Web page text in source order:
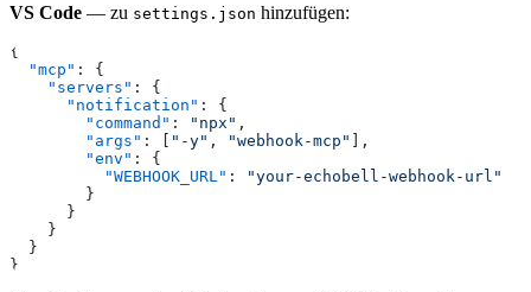
VS Code — zu settings.json hinzufügen:
{
  "mcp"
: {
    "servers"
: {
      "notification"
: {
        "command"
: "npx" ,
        "args"
: [ "-y" , "webhook-mcp"
],
        "env"
: {
          "WEBHOOK_URL"
:
"your-echobell-webhook-url"
        }
      }
    }
  }
}